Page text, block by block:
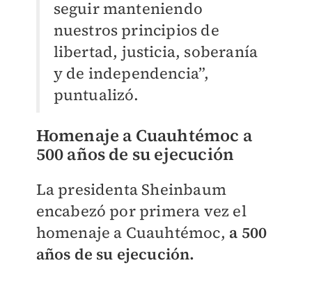
seguir manteniendo
nuestros principios de
libertad, justicia, soberanía
y de independencia”,
puntualizó.
Homenaje a Cuauhtémoc a
500 años de su ejecución
La presidenta Sheinbaum
encabezó por primera vez el
homenaje a Cuauhtémoc, a 500
años de su ejecución.